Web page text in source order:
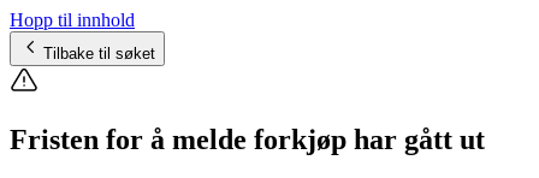
Hopp til innhold
Tilbake til søket
Fristen for å melde forkjøp har gått ut